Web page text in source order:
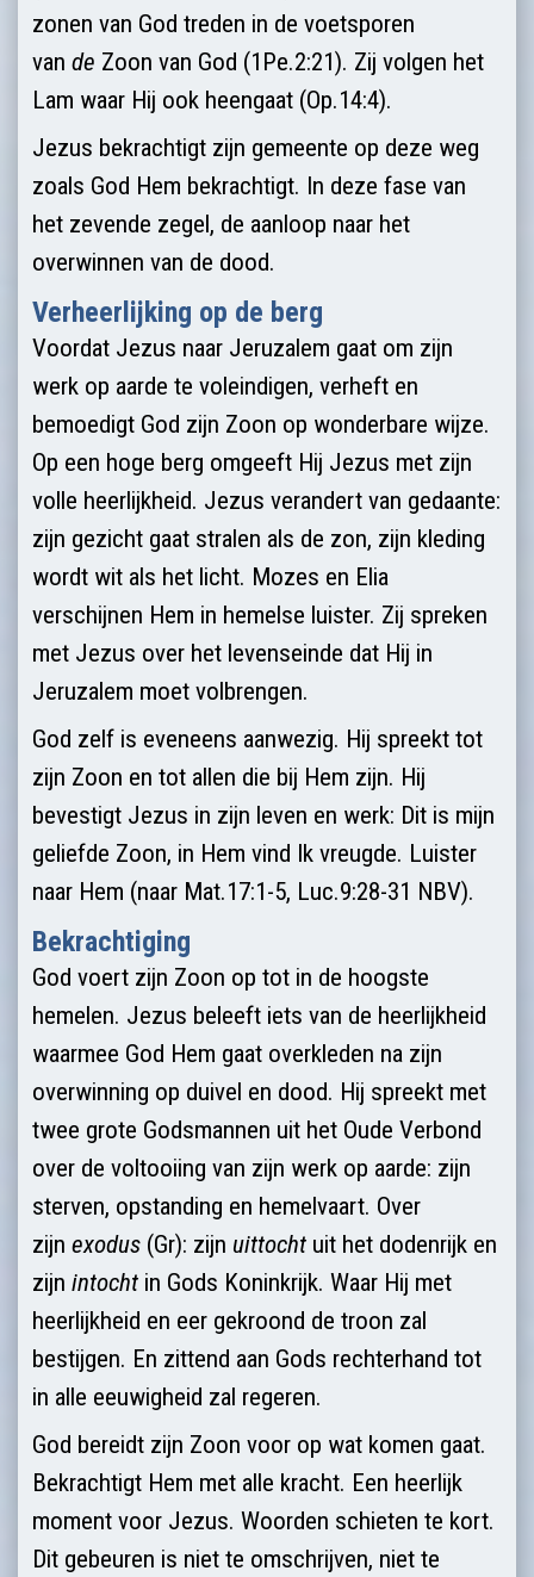
zonen van God treden in de voetsporen
van de Zoon van God (1Pe.2:21). Zij volgen het
Lam waar Hij ook heengaat (Op.14:4).
Jezus bekrachtigt zijn gemeente op deze weg
zoals God Hem bekrachtigt. In deze fase van
het zevende zegel, de aanloop naar het
overwinnen van de dood.
Verheerlijking op de berg
Voordat Jezus naar Jeruzalem gaat om zijn
werk op aarde te voleindigen, verheft en
bemoedigt God zijn Zoon op wonderbare wijze.
Op een hoge berg omgeeft Hij Jezus met zijn
volle heerlijkheid. Jezus verandert van gedaante:
zijn gezicht gaat stralen als de zon, zijn kleding
wordt wit als het licht. Mozes en Elia
verschijnen Hem in hemelse luister. Zij spreken
met Jezus over het levenseinde dat Hij in
Jeruzalem moet volbrengen.
God zelf is eveneens aanwezig. Hij spreekt tot
zijn Zoon en tot allen die bij Hem zijn. Hij
bevestigt Jezus in zijn leven en werk: Dit is mijn
geliefde Zoon, in Hem vind Ik vreugde. Luister
naar Hem (naar Mat.17:1-5, Luc.9:28-31 NBV).
Bekrachtiging
God voert zijn Zoon op tot in de hoogste
hemelen. Jezus beleeft iets van de heerlijkheid
waarmee God Hem gaat overkleden na zijn
overwinning op duivel en dood. Hij spreekt met
twee grote Godsmannen uit het Oude Verbond
over de voltooiing van zijn werk op aarde: zijn
sterven, opstanding en hemelvaart. Over
zijn exodus (Gr): zijn uittocht uit het dodenrijk en
zijn intocht in Gods Koninkrijk. Waar Hij met
heerlijkheid en eer gekroond de troon zal
bestijgen. En zittend aan Gods rechterhand tot
in alle eeuwigheid zal regeren.
God bereidt zijn Zoon voor op wat komen gaat.
Bekrachtigt Hem met alle kracht. Een heerlijk
moment voor Jezus. Woorden schieten te kort.
Dit gebeuren is niet te omschrijven, niet te